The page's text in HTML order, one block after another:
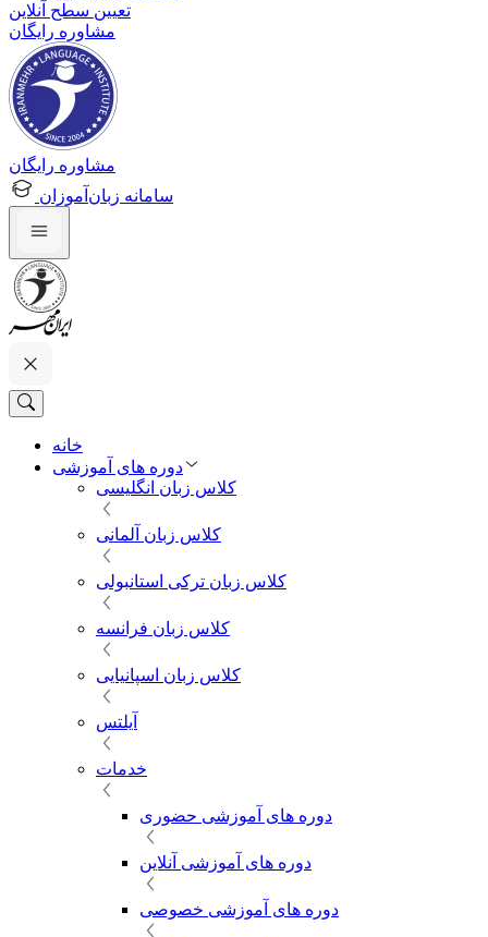
تعیین سطح آنلاین
مشاوره رایگان
مشاوره رایگان
سامانه زبان‌آموزان
خانه
دوره های آموزشی
کلاس زبان انگلیسی
کلاس زبان آلمانی
کلاس زبان ترکی استانبولی
کلاس زبان فرانسه
کلاس زبان اسپانیایی
آیلتس
خدمات
دوره های آموزشی حضوری
دوره های آموزشی آنلاین
دوره های آموزشی خصوصی